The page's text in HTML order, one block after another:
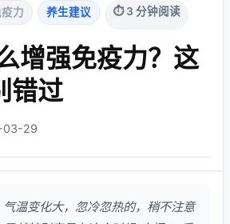
力 养生建议 ⏱ 3 分钟阅读
增强免疫力？这
错过
03-29
气温变化大，忽冷忽热的，稍不注意